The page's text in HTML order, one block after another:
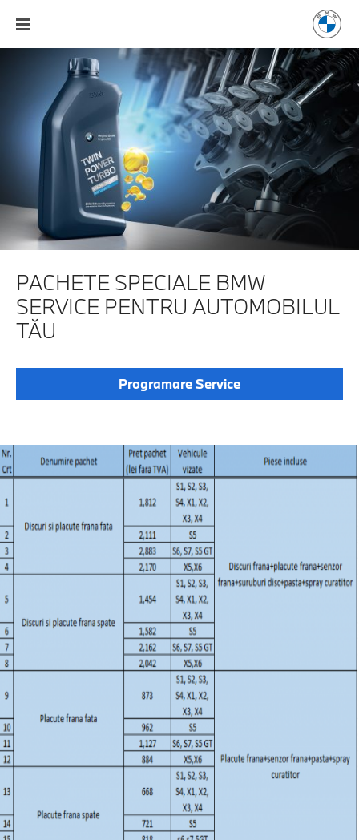
PACHETE SPECIALE BMW
SERVICE PENTRU AUTOMOBILUL
TĂU
Programare Service